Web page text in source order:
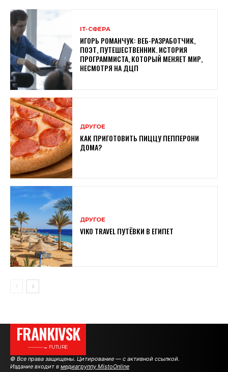
ІТ-СФЕРА
ИГОРЬ РОМАНЧУК: ВЕБ-РАЗРАБОТЧИК,
ПОЭТ, ПУТЕШЕСТВЕННИК. ИСТОРИЯ
ПРОГРАММИСТА, КОТОРЫЙ МЕНЯЕТ МИР,
НЕСМОТРЯ НА ДЦП
ДРУГОЕ
КАК ПРИГОТОВИТЬ ПИЦЦУ ПЕППЕРОНИ
ДОМА?
ДРУГОЕ
VIKO TRAVEL ПУТЁВКИ В ЕГИПЕТ
FRANKIVSK
———→ FUTURE
© Все права защищены. Цитирование — с активной ссылкой.
Издание входит в медиагруппу MistoOnline